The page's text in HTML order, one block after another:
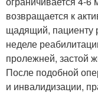
возвращается к
щадящий, пациенту
неделе
пролежней, застой
После подобной
и инвалидизации,